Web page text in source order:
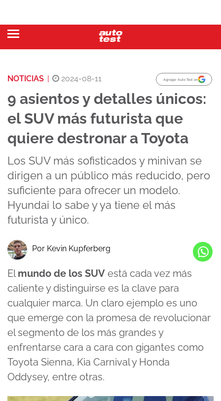
NOTICIAS | 2024-08-11 Agregar Auto Test en
9 asientos y detalles únicos:
el SUV más futurista que
quiere destronar a Toyota
Los SUV más sofisticados y minivan se
dirigen a un público más reducido, pero
suficiente para ofrecer un modelo.
Hyundai lo sabe y ya tiene el más
futurista y único.
Por Kevin Kupferberg
Elmundo de los SUV está cada vez más
caliente y distinguirse es la clave para
cualquier marca. Un claro ejemplo es uno
que emerge con la promesa de revolucionar
el segmento de los más grandes y
enfrentarse cara a cara con gigantes como
Toyota Sienna, Kia Carnival y Honda
Oddysey, entre otras.